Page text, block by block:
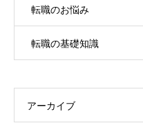
転職のお悩み
転職の基礎知識
アーカイブ